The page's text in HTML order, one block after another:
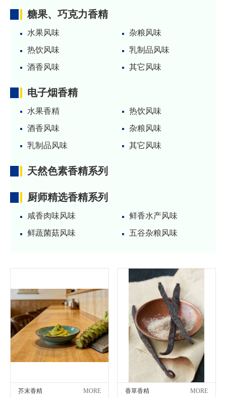
糖果、巧克力香精
水果风味
杂粮风味
热饮风味
乳制品风味
酒香风味
其它风味
电子烟香精
水果香精
热饮风味
酒香风味
杂粮风味
乳制品风味
其它风味
天然色素香精系列
厨师精选香精系列
咸香肉味风味
鲜香水产风味
鲜蔬菌菇风味
五谷杂粮风味
芥末香精 MORE 香草香精 MORE